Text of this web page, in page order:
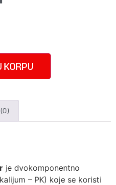
KORPU
je dvokomponentno
– PK) koje se koristi